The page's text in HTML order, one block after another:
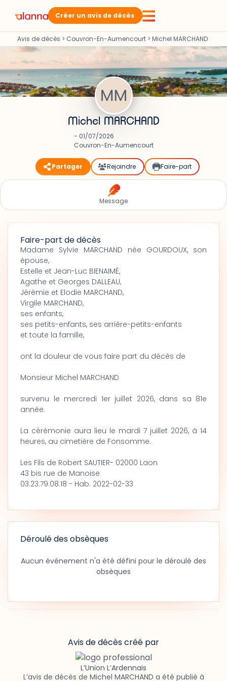
Créer un avis de décès
Avis de décès > Couvron-En-Aumencourt > Michel MARCHAND
Michel MARCHAND
- 01/07/2026
Couvron-En-Aumencourt
Partager Rejoindre Faire-part
Message
Faire-part de décès
Madame Sylvie MARCHAND née GOURDOUX, son
épouse,
Estelle et Jean-Luc BIENAIMÉ,
Agathe et Georges DALLEAU,
Jérémie et Elodie MARCHAND,
Virgile MARCHAND,
ses enfants,
ses petits-enfants, ses arrière-petits-enfants
et toute la famille,
ont la douleur de vous faire part du décès de
Monsieur Michel MARCHAND
survenu le mercredi 1er juillet 2026, dans sa 81e
année.
La cérémonie aura lieu le mardi 7 juillet 2026, à 14
heures, au cimetière de Fonsomme.
Les Fils de Robert SAUTIER- 02000 Laon
43 bis rue de Manoise
03.23.79.08.18 - Hab. 2022-02-33
Déroulé des obsèques
Aucun événement n'a été défini pour le déroulé des
obsèques
Avis de décès créé par
L’Union L’Ardennais
L’avis de décès de Michel MARCHAND a été publié à